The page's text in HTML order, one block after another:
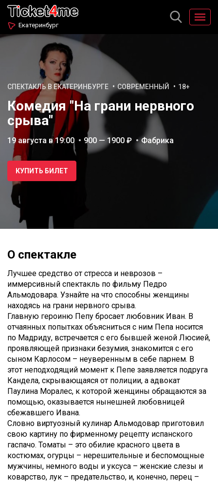
Екатеринбург
СПЕКТАКЛЬ В ЕКАТЕРИНБУРГЕ СОВРЕМЕННЫЙ 18+
Комедия "На грани нервного
срыва"
19 августа в 19:00 900 — 1900 ₽ Фабрика
КУПИТЬ БИЛЕТ
О спектакле
Лучшее средство от стресса и неврозов –
иммерсивный спектакль по фильму Педро
Альмодовара. Узнайте на что способны женщины
находясь на грани нервного срыва.
Главную героиню Пепу бросает любовник Иван. В
отчаянных попытках объясниться с ним Пепа носится
по Мадриду, встречается с его бывшей женой Люсией,
проявляющей признаки безумия, знакомится с его
сыном Карлосом – неуверенным в себе парнем. В
этот неподходящий момент к Пепе заявляется подруга
Кандела, скрывающаяся от полиции, а адвокат
Паулина Моралес, к которой женщины обращаются за
помощью, оказывается нынешней любовницей
сбежавшего Ивана.
Словно виртуозный кулинар Альмодовар приготовил
свою картину по фирменному рецепту испанского
гаспачо. Томаты – это обилие красного цвета в
костюмах, огурцы – нерешительные и беспомощные
мужчины, немного воды и уксуса – женские слезы и
коварство, лук – предательство, и, конечно, перец –